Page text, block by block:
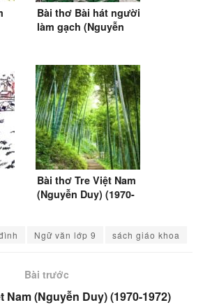
Bài thơ Bài hát người
làm gạch (Nguyễn
Bài thơ Tre Việt Nam
(Nguyễn Duy) (1970-
Ngữ văn lớp 9 sách giáo khoa
Bài trước
Nam (Nguyễn Duy) (1970-1972)